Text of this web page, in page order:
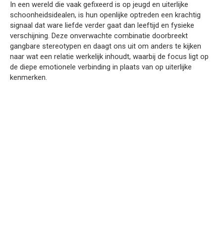
In een wereld die vaak gefixeerd is op jeugd en uiterlijke
schoonheidsidealen, is hun openlijke optreden een krachtig
signaal dat ware liefde verder gaat dan leeftijd en fysieke
verschijning. Deze onverwachte combinatie doorbreekt
gangbare stereotypen en daagt ons uit om anders te kijken
naar wat een relatie werkelijk inhoudt, waarbij de focus ligt op
de diepe emotionele verbinding in plaats van op uiterlijke
kenmerken.